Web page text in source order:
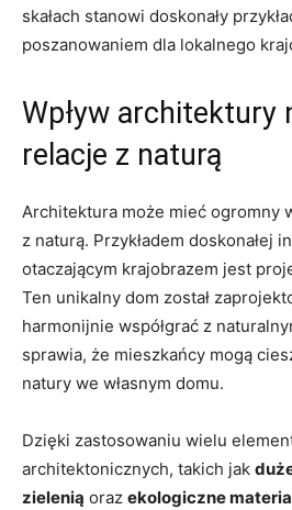
skałach stanowi ⁢doskonały
poszanowaniem ⁢dla lokalnego
Wpływ architektury
relacje z naturą
Architektura ⁣może mieć ‌ogromny
‍z‌ naturą. Przykładem doskonałej
otaczającym​ krajobrazem jest⁣
Ten unikalny dom​ został
harmonijnie współgrać z
sprawia, że mieszkańcy mogą
natury we własnym domu.
Dzięki ​zastosowaniu wielu
architektonicznych, takich jak
zielenią oraz⁤ ekologiczne